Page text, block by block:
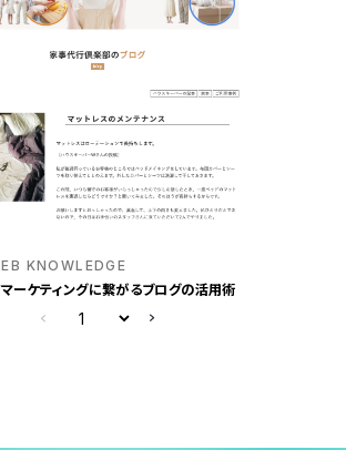
KNOWLEDGE
ーケティングに繋がるブログの活用術